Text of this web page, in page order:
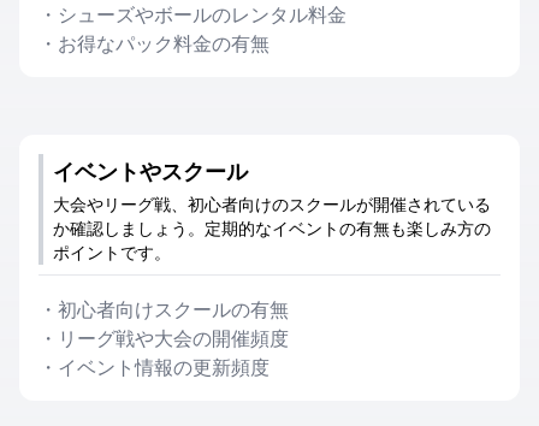
・ シューズやボールのレンタル料金
・ お得なパック料金の有無
イベントやスクール
大会やリーグ戦、初心者向けのスクールが開催されている
か確認しましょう。定期的なイベントの有無も楽しみ方の
ポイントです。
・ 初心者向けスクールの有無
・ リーグ戦や大会の開催頻度
・ イベント情報の更新頻度